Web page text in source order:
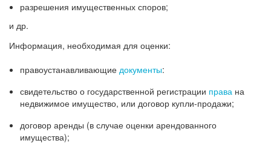
разрешения имущественных споров;
и др.
Информация, необходимая для оценки:
правоустанавливающие документы:
свидетельство о государственной регистрации права на
недвижимое имущество, или договор купли-продажи;
договор аренды (в случае оценки арендованного
имущества);